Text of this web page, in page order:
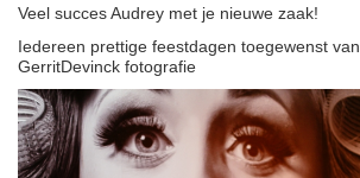
Veel succes Audrey met je nieuwe zaak!
Iedereen prettige feestdagen toegewenst van
GerritDevinck fotografie